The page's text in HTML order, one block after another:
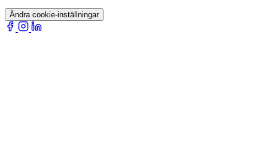
Ändra cookie-inställningar